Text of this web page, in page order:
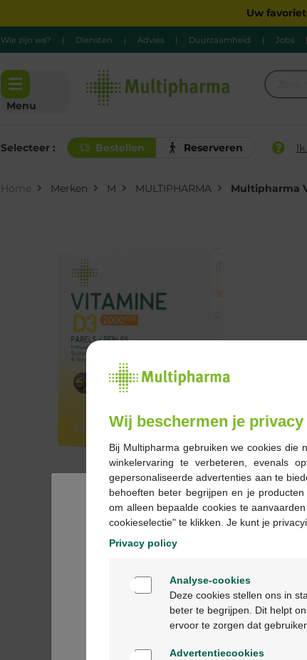
Uw
Wie zijn we? | Diensten | Advies | Duurzaamheid | Jobs |
Menu
Selecteer : Bestellen Reserveren
Home Merken M MULTIPHARMA Multipharma
Ga
Wij beschermen je privacy
Bij Multipharma gebruiken we cookies die
winkelervaring te verbeteren, evenals
gepersonaliseerde advertenties aan te
behoeften beter begrijpen en je
om alleen bepaalde cookies te
cookieselectie" te klikken. Je kunt je
Privacy policy
Analyse-cookies
Deze cookies stellen ons in
beter te begrijpen. Dit helpt
ervoor te zorgen dat
Advertentiecookies